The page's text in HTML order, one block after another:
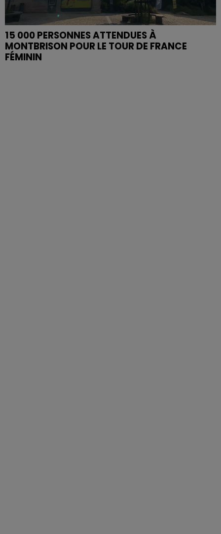
15 000 PERSONNES ATTENDUES À
MONTBRISON POUR LE TOUR DE FRANCE
FÉMININ